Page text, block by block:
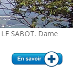
SABOT. Dame